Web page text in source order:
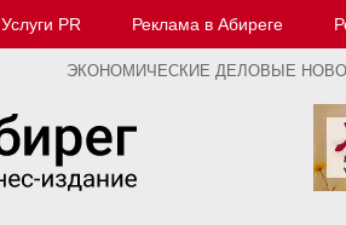
Услуги PR Реклама в Абиреге
ЭКОНОМИЧЕСКИЕ ДЕЛОВЫЕ